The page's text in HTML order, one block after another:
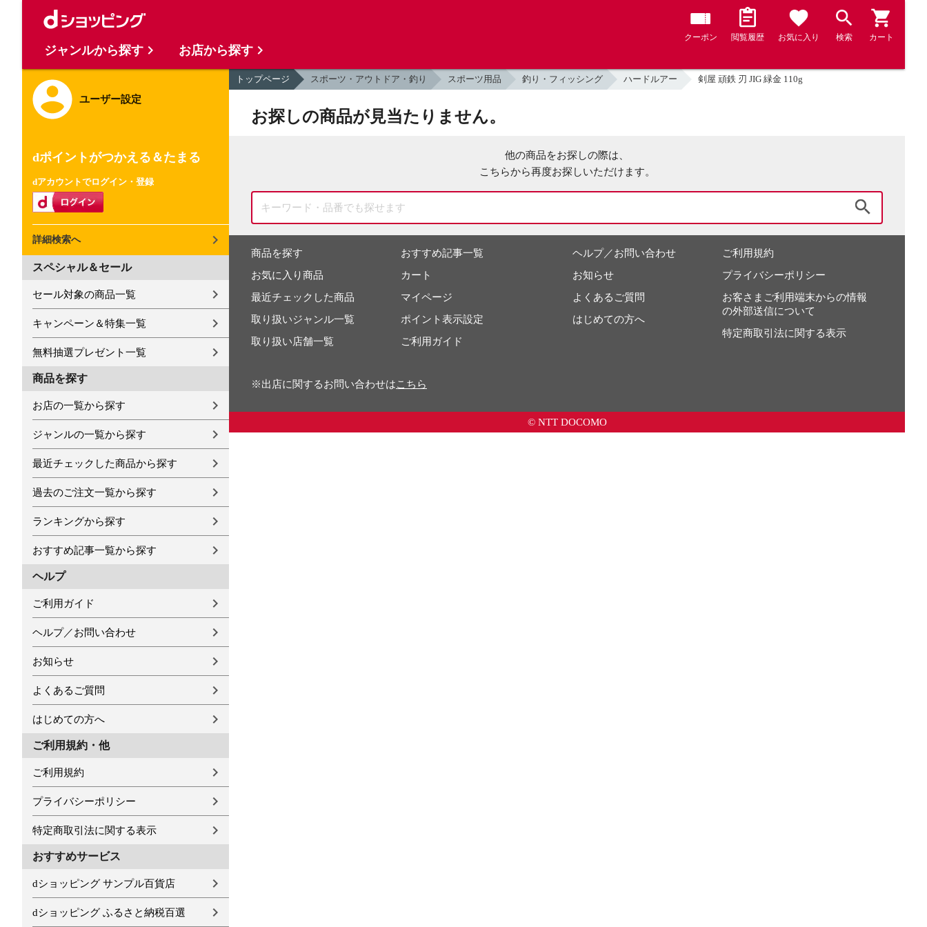
クーポン 閲覧履歴 お気に入り 検索 カート
ユーザー設定
dポイントがつかえる＆たまる
dアカウントでログイン・登録
詳細検索へ
スペシャル＆セール
セール対象の商品一覧
キャンペーン＆特集一覧
無料抽選プレゼント一覧
商品を探す
お店の一覧から探す
ジャンルの一覧から探す
最近チェックした商品から探す
過去のご注文一覧から探す
ランキングから探す
おすすめ記事一覧から探す
ヘルプ
ご利用ガイド
ヘルプ／お問い合わせ
お知らせ
よくあるご質問
はじめての方へ
ご利用規約・他
ご利用規約
プライバシーポリシー
特定商取引法に関する表示
おすすめサービス
dショッピング サンプル百貨店
dショッピング ふるさと納税百選
トップページ スポーツ・アウトドア・釣り スポーツ用品 釣り・フィッシング ハードルアー 剣屋 頑鉄 刃 JIG 緑金 110g
お探しの商品が見当たりません。
他の商品をお探しの際は、
こちらから再度お探しいただけます。
商品を探す
お気に入り商品
最近チェックした商品
取り扱いジャンル一覧
取り扱い店舗一覧
おすすめ記事一覧
カート
マイページ
ポイント表示設定
ご利用ガイド
ヘルプ／お問い合わせ
お知らせ
よくあるご質問
はじめての方へ
ご利用規約
プライバシーポリシー
お客さまご利用端末からの情報
の外部送信について
特定商取引法に関する表示
※出店に関するお問い合わせはこちら
© NTT DOCOMO
ジャンルから探す お店から探す